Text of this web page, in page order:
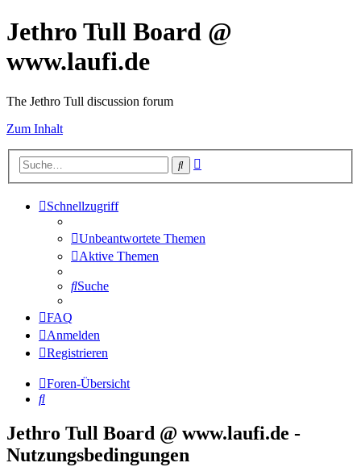
Jethro Tull Board @
www.laufi.de
The Jethro Tull discussion forum
Zum Inhalt
Suche
Schnellzugriff
Unbeantwortete Themen
Aktive Themen
Suche
FAQ
Anmelden
Registrieren
Foren-Übersicht
Suche
Jethro Tull Board @ www.laufi.de -
Nutzungsbedingungen